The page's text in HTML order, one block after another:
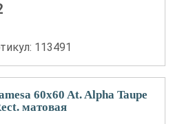
113491
60x60 At. Alpha Taupe
матовая